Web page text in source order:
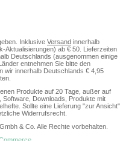
Inklusive Versand innerhalb
Aktualisierungen) ab € 50. Lieferzeiten
Deutschlands (ausgenommen einige
entnehmen Sie bitte den
wir innerhalb Deutschlands € 4,95
Produkte auf 20 Tage, außer auf
Downloads, Produkte mit
Sollte eine Lieferung "zur Ansicht"
Widerrufsrecht.
& Co. Alle Rechte vorbehalten.